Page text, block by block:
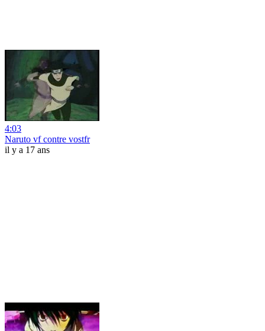
4:03
Naruto vf contre vostfr
il y a 17 ans